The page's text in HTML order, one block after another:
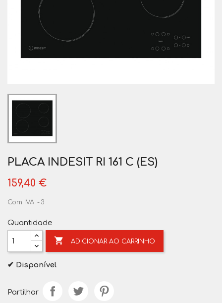
PLACA INDESIT RI 161 C (ES)
159,40 €
Com IVA 3
Quantidade
 ADICIONAR AO CARRINHO
✔ Disponível
Partilhar